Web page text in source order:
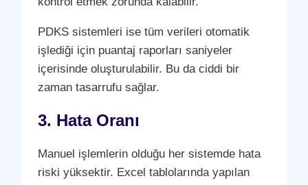
PDKS sistemleri ise tüm verileri otomatik
işlediği için puantaj raporları saniyeler
içerisinde oluşturulabilir. Bu da ciddi bir
zaman tasarrufu sağlar.
3. Hata Oranı
Manuel işlemlerin olduğu her sistemde hata
riski yüksektir. Excel tablolarında yapılan